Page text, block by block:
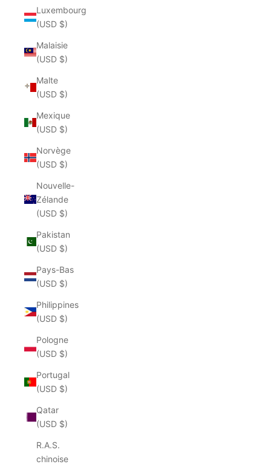
Luxembourg
(USD $)
Malaisie
(USD $)
Malte
(USD $)
Mexique
(USD $)
Norvège
(USD $)
Nouvelle-
Zélande
(USD $)
Pakistan
(USD $)
Pays-Bas
(USD $)
Philippines
(USD $)
Pologne
(USD $)
Portugal
(USD $)
Qatar
(USD $)
R.A.S.
chinoise